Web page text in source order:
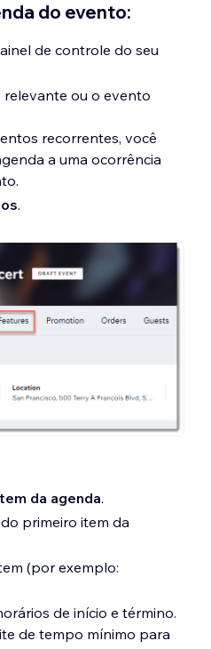
do evento:
de controle do seu
relevante ou o evento
recorrentes, você
a uma ocorrência
.
da agenda.
primeiro item da
(por exemplo:
de início e término.
de tempo mínimo para